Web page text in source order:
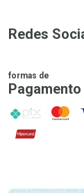
Redes
formas de
Pagamento
PIX
Hipercard